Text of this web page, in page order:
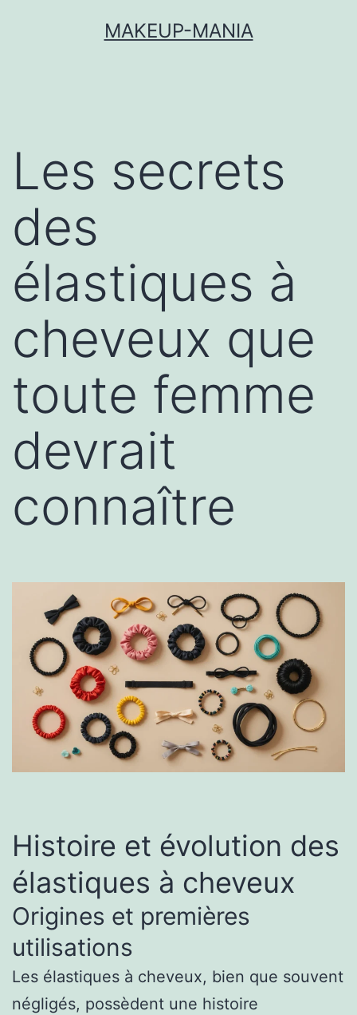
MAKEUP-MANIA
Les secrets
des
élastiques à
cheveux que
toute femme
devrait
connaître
Histoire et évolution des
élastiques à cheveux
Origines et premières
utilisations
Les élastiques à cheveux, bien que souvent
négligés, possèdent une histoire